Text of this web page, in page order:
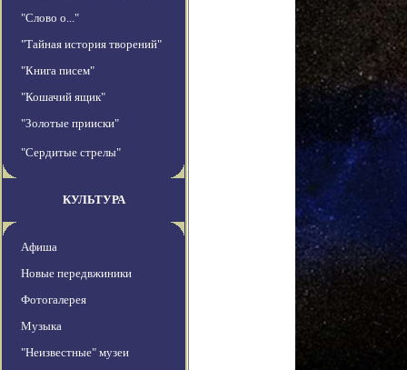
"Слово о..."
"Тайная история творений"
"Книга писем"
"Кошачий ящик"
"Золотые прииски"
"Сердитые стрелы"
КУЛЬТУРА
Афиша
Новые передвжиники
Фотогалерея
Музыка
"Неизвестные" музеи